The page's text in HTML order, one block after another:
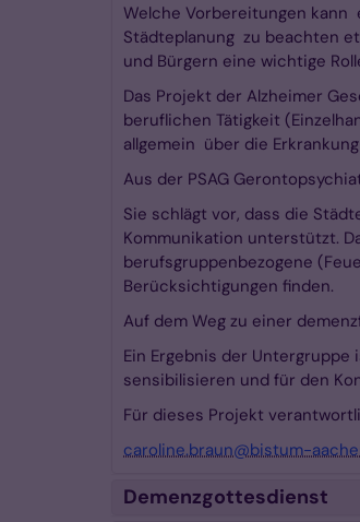
Welche Vorbereitungen kann
Städteplanung zu beachten
und Bürgern eine wichtige
Das Projekt der Alzheimer
beruflichen Tätigkeit
allgemein über die
Aus der PSAG
Sie schlägt vor, dass die
Kommunikation unterstützt.
berufsgruppenbezogene
Berücksichtigungen finden.
Auf dem Weg zu einer
Ein Ergebnis der
sensibilisieren und für den
Für dieses Projekt
caroline.braun@bistum-
Demenzgottesdienst